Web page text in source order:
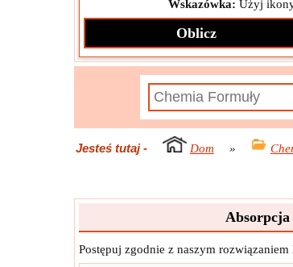
Wskazówka: Użyj
Oblicz
Jesteś tutaj- Dom »
Absorpcja
Postępuj zgodnie z naszym